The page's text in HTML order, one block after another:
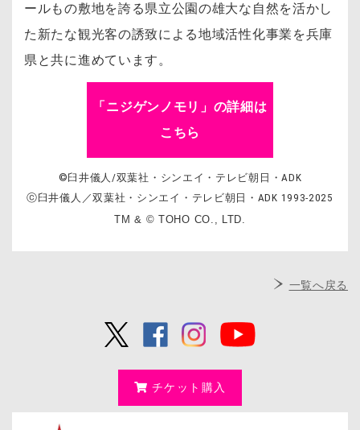
ールもの敷地を誇る県立公園の雄大な自然を活かし
た新たな観光客の誘致による地域活性化事業を兵庫
県と共に進めています。
「ニジゲンノモリ」の詳細は
こちら
©臼井儀人/双葉社・シンエイ・テレビ朝日・ADK
ⓒ臼井儀人／双葉社・シンエイ・テレビ朝日・ADK 1993-2025
TM & © TOHO CO., LTD.
一覧へ戻る
チケット購入